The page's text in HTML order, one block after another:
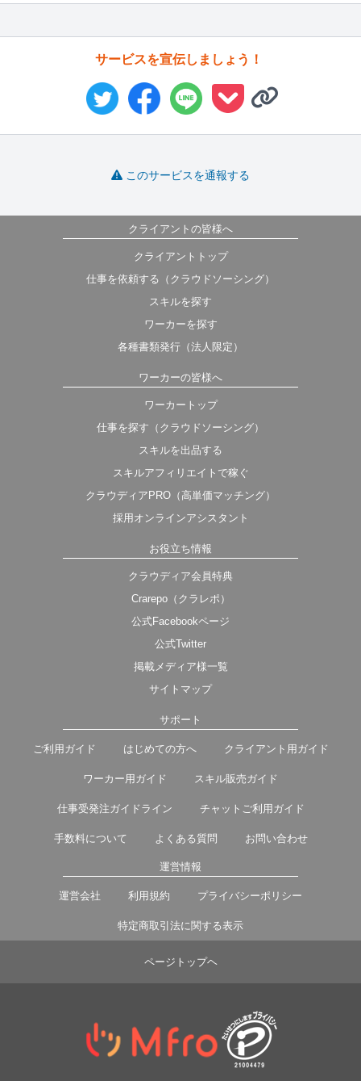
サービスを宣伝しましょう！
このサービスを通報する
クライアントの皆様へ
クライアントトップ
仕事を依頼する（クラウドソーシング）
スキルを探す
ワーカーを探す
各種書類発行（法人限定）
ワーカーの皆様へ
ワーカートップ
仕事を探す（クラウドソーシング）
スキルを出品する
スキルアフィリエイトで稼ぐ
クラウディアPRO（高単価マッチング）
採用オンラインアシスタント
お役立ち情報
クラウディア会員特典
Crarepo（クラレポ）
公式Facebookページ
公式Twitter
掲載メディア様一覧
サイトマップ
サポート
ご利用ガイド はじめての方へ クライアント用ガイド
ワーカー用ガイド スキル販売ガイド
仕事受発注ガイドライン チャットご利用ガイド
手数料について よくある質問 お問い合わせ
運営情報
運営会社 利用規約 プライバシーポリシー
特定商取引法に関する表示
ページトップヘ